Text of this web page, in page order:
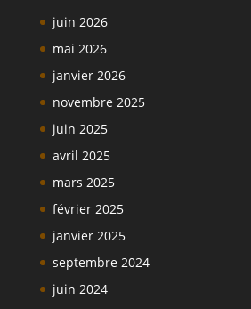
juin 2026
mai 2026
janvier 2026
novembre 2025
juin 2025
avril 2025
mars 2025
février 2025
janvier 2025
septembre 2024
juin 2024